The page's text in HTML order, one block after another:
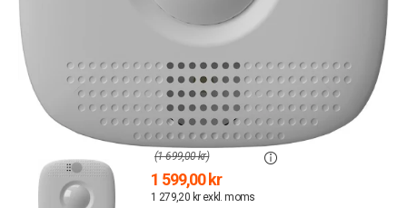
1 599,00 kr
1 279,20 kr exkl. moms
(1 699,00 kr)